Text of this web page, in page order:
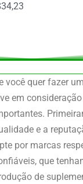
você quer fazer
em
e a
por marcas
que
de